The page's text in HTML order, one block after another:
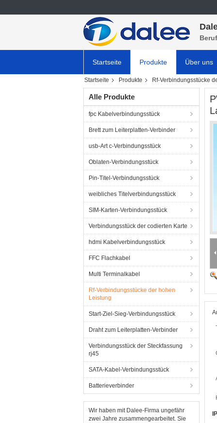
Startseite Produkte Über uns
Startseite Produkte Rf-Verbindungsstücke
Alle Produkte
fpc Kabelverbindungsstück
Brett zum Leiterplatten-Verbinder
usb-Art c-Verbindungsstück
Oblaten-Verbindungsstück
Pin-Titel-Verbindungsstück
weibliches Titelverbindungsstück
SIM-Karten-Verbindungsstück
Verbindungsstück der codierten Karte
hdmi Kabelverbindungsstück
FFC Flachkabel
Multi Terminalkabel
Rf-Verbindungsstücke der hohen
Leistung
Start-Ziel-Sieg-Verbindungsstück
Draht zum Leiterplatten-Verbinder
Verbindungsstück der Steckfassung
rj45
SATA-Kabel-Verbindungsstück
Batterieverbinder
Wir haben mit Dalee-Firma ungefähr
zwei Jahre zusammengearbeitet. Sie